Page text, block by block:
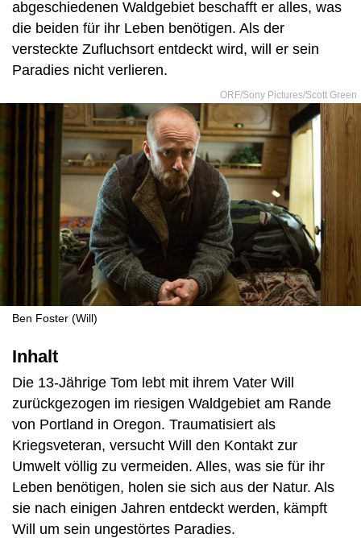
abgeschiedenen Waldgebiet beschafft er alles, was
die beiden für ihr Leben benötigen. Als der
versteckte Zufluchsort entdeckt wird, will er sein
Paradies nicht verlieren.
ORF/Sony Pictures/Scott Green
Ben Foster (Will)
Inhalt
Die 13-Jährige Tom lebt mit ihrem Vater Will
zurückgezogen im riesigen Waldgebiet am Rande
von Portland in Oregon. Traumatisiert als
Kriegsveteran, versucht Will den Kontakt zur
Umwelt völlig zu vermeiden. Alles, was sie für ihr
Leben benötigen, holen sie sich aus der Natur. Als
sie nach einigen Jahren entdeckt werden, kämpft
Will um sein ungestörtes Paradies.